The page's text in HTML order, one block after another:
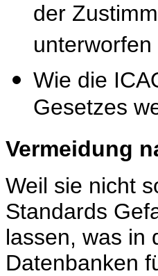
der
Wie die
Gesetzes
Vermeidung
Weil sie nicht
Standards
lassen, was in
Datenbanken